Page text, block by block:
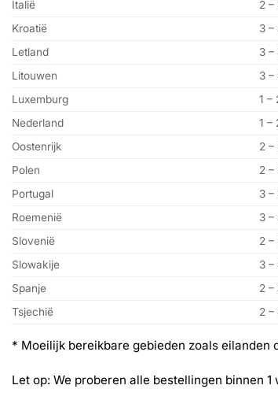
Italië
2 –
Kroatië
3 –
Letland
3 –
Litouwen
3 –
Luxemburg
1 –
Nederland
1 –
Oostenrijk
2 –
Polen
2 –
Portugal
3 –
Roemenië
3 –
Slovenië
2 –
Slowakije
3 –
Spanje
2 –
Tsjechië
2 –
* Moeilijk bereikbare gebieden zoals eilanden
Let op: We proberen alle bestellingen binnen